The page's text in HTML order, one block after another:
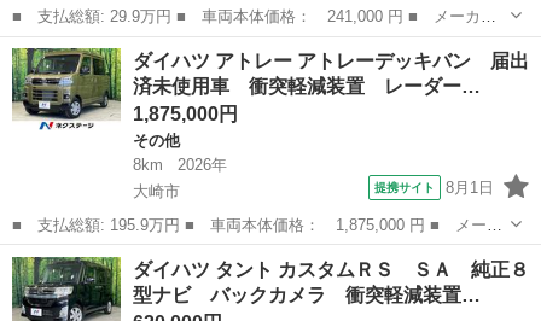
■ 支払総額: 29.9万円 ■ 車両本体価格： 241,000 円 ■ メーカー
名： ダイハツ ■ 車種名： ミライース ■ グレード名： Ｘ ■
排気量： 660cc ■ ドア枚数： 5D ■ ミッション： CVT ■...
宮城 大崎市 ミライース
ダイハツ アトレー アトレーデッキバン 届出
済未使用車 衝突軽減装置 レーダー…
1,875,000円
その他
8km
2026年
大崎市
提携サイト 8月1日
■ 支払総額: 195.9万円 ■ 車両本体価格： 1,875,000 円 ■ メーカ
ー名： ダイハツ ■ 車種名： アトレー ■ グレード名： アトレ
ーデッキバン 届出済未使用車 衝突軽減装置 レーダークルーズ
両側電動...
宮城 大崎市 その他
ダイハツ タント カスタムＲＳ ＳＡ 純正８
型ナビ バックカメラ 衝突軽減装置…